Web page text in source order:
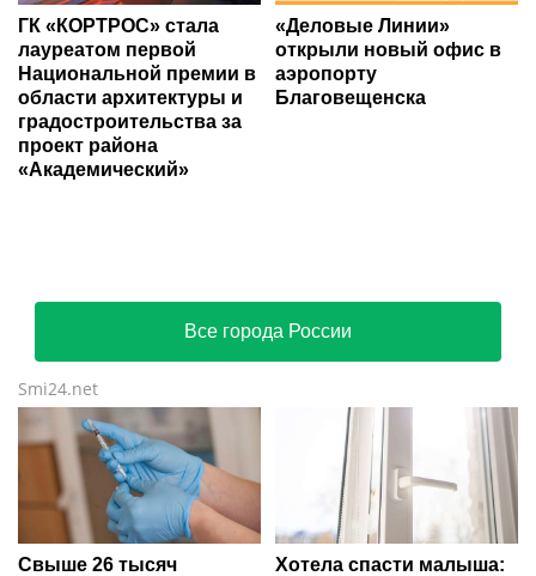
ГК «КОРТРОС» стала
лауреатом первой
Национальной премии в
области архитектуры и
градостроительства за
проект района
«Академический»
«Деловые Линии»
открыли новый офис в
аэропорту
Благовещенска
Все города России
Smi24.net
Свыше 26 тысяч
Хотела спасти малыша: